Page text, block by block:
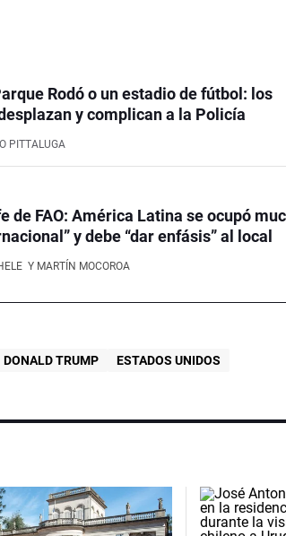
Rodó o un estadio de fútbol: los
y complican a la Policía
PITTALUGA
de FAO: América Latina se ocupó
y debe “dar enfásis” al local
Y MARTÍN MOCOROA
DONALD TRUMP ESTADOS UNIDOS